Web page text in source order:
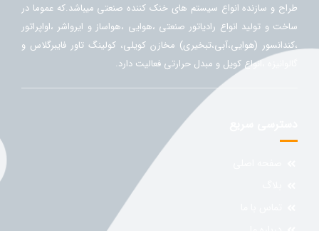
طراح و سازنده انواع سیستم های خنک کننده صنعتی میباشد.که عموما در
ساخت و تولید انواع رادیاتور صنعتی ،هوایی ،هواساز و ایرواشر ،اواپراتور
،کندانسور (هوایی،آبی،تبخیری) مخازن کویلی، کولینگ تاور فایبرگلاس و
گالوانیزه ،انواع کویل و مبدل حرارتی فعالیت دارد.